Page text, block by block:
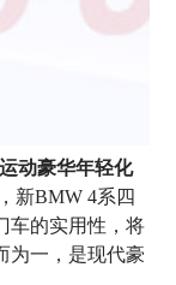
动豪华年轻化
新BMW 4系四
车的实用性，将
为一，是现代豪